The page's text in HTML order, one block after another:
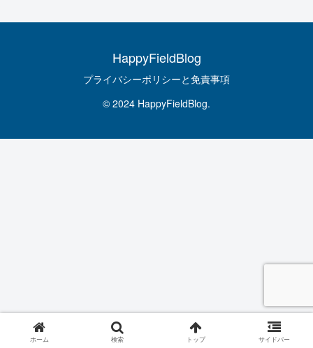
HappyFieldBlog
プライバシーポリシーと免責事項
© 2024 HappyFieldBlog.
ホーム 検索 トップ サイドバー